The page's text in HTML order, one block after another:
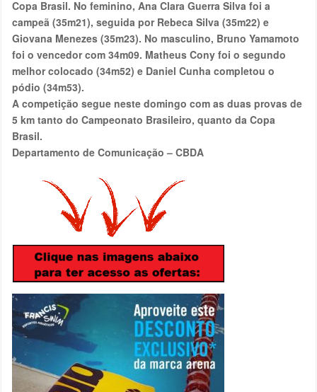
Copa Brasil. No feminino, Ana Clara Guerra Silva foi a
campeã (35m21), seguida por Rebeca Silva (35m22) e
Giovana Menezes (35m23). No masculino, Bruno Yamamoto
foi o vencedor com 34m09. Matheus Cony foi o segundo
melhor colocado (34m52) e Daniel Cunha completou o
pódio (34m53).
A competição segue neste domingo com as duas provas de
5 km tanto do Campeonato Brasileiro, quanto da Copa
Brasil.
Departamento de Comunicação – CBDA